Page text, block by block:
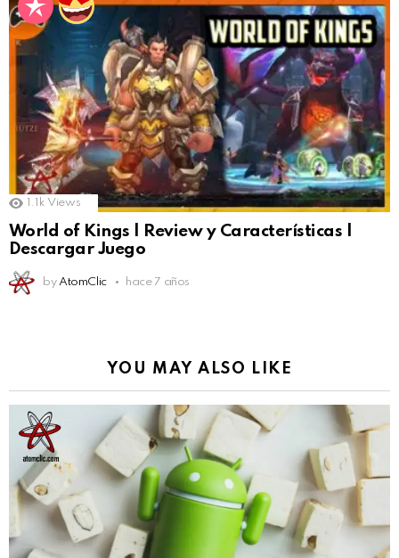
1.1k Views
World of Kings | Review y Características |
Descargar Juego
by AtomClic hace 7 años
YOU MAY ALSO LIKE